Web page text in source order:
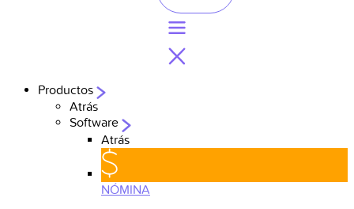
Productos
Atrás
Software
Atrás
NÓMINA